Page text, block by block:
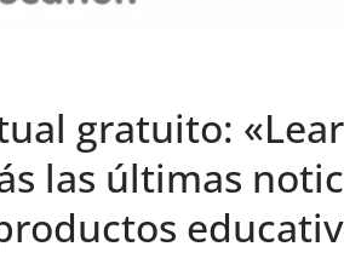
gratuito:
las últimas